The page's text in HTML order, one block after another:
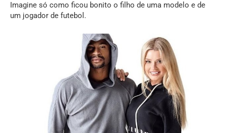
Imagine só como ficou bonito o filho de uma modelo e de
um jogador de futebol.